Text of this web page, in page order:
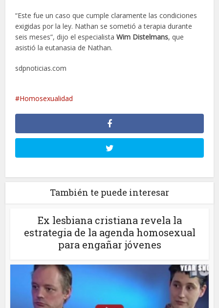
“Este fue un caso que cumple claramente las condiciones
exigidas por la ley. Nathan se sometió a terapia durante
seis meses”, dijo el especialistaWim Distelmans, que
asistió la eutanasia de Nathan.
sdpnoticias.com
Homosexualidad
También te puede interesar
Ex lesbiana cristiana revela la
estrategia de la agenda homosexual
para engañar jóvenes